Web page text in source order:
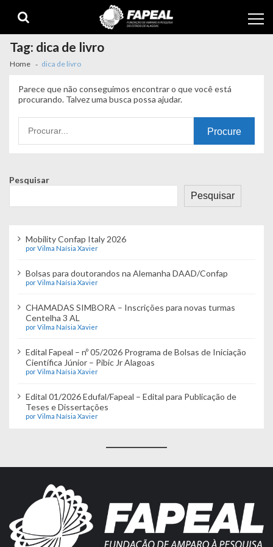
navigation
content
Tag: dica de livro
Home dica de livro
Parece que não conseguimos encontrar o que você está
procurando. Talvez uma busca possa ajudar.
por:
Pesquisar
Pesquisar
Mobility Confap Italy 2026
por Vilma Naísia Xavier
Bolsas para doutorandos na Alemanha DAAD/Confap
por Vilma Naísia Xavier
CHAMADAS SIMBORA – Inscrições para novas turmas
Centelha 3 AL
por Vilma Naísia Xavier
Edital Fapeal – nº 05/2026 Programa de Bolsas de Iniciação
Científica Júnior – Pibic Jr Alagoas
por Vilma Naísia Xavier
Edital 01/2026 Edufal/Fapeal – Edital para Publicação de
Teses e Dissertações
por Vilma Naísia Xavier